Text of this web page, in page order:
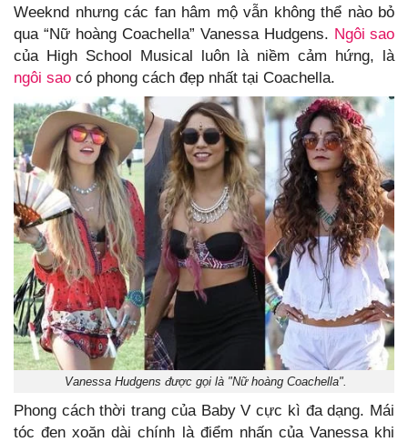
Weeknd nhưng các fan hâm mộ vẫn không thể nào bỏ
qua “Nữ hoàng Coachella” Vanessa Hudgens. Ngôi sao
của High School Musical luôn là niềm cảm hứng, là
ngôi sao có phong cách đẹp nhất tại Coachella.
Vanessa Hudgens được gọi là "Nữ hoàng Coachella".
Phong cách thời trang của Baby V cực kì đa dạng. Mái
tóc đen xoăn dài chính là điểm nhấn của Vanessa khi